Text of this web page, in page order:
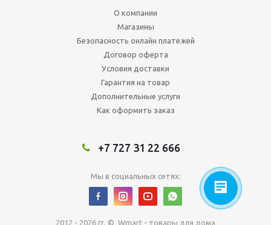
О компании
Магазины
Безопасность онлайн платежей
Договор оферта
Условия доставки
Гарантия на товар
Дополнительные услуги
Как оформить заказ
+7 727 31 22 666
Мы в социальных сетях:
2012 - 2026 гг. © Wmart - товары для дома